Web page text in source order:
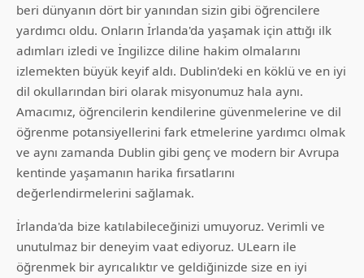
beri dünyanın dört bir yanından sizin gibi öğrencilere
yardımcı oldu. Onların İrlanda'da yaşamak için attığı ilk
adımları izledi ve İngilizce diline hakim olmalarını
izlemekten büyük keyif aldı. Dublin'deki en köklü ve en iyi
dil okullarından biri olarak misyonumuz hala aynı.
Amacımız, öğrencilerin kendilerine güvenmelerine ve dil
öğrenme potansiyellerini fark etmelerine yardımcı olmak
ve aynı zamanda Dublin gibi genç ve modern bir Avrupa
kentinde yaşamanın harika fırsatlarını
değerlendirmelerini sağlamak.
İrlanda'da bize katılabileceğinizi umuyoruz. Verimli ve
unutulmaz bir deneyim vaat ediyoruz. ULearn ile
öğrenmek bir ayrıcalıktır ve geldiğinizde size en iyi